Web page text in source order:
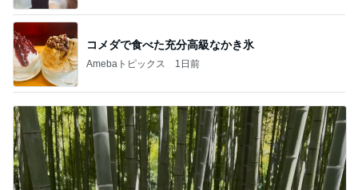
コメダで食べた充分高級なかき氷
Amebaトピックス 1日前